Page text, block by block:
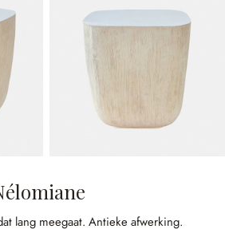
lang meegaat. Antieke afwerking.